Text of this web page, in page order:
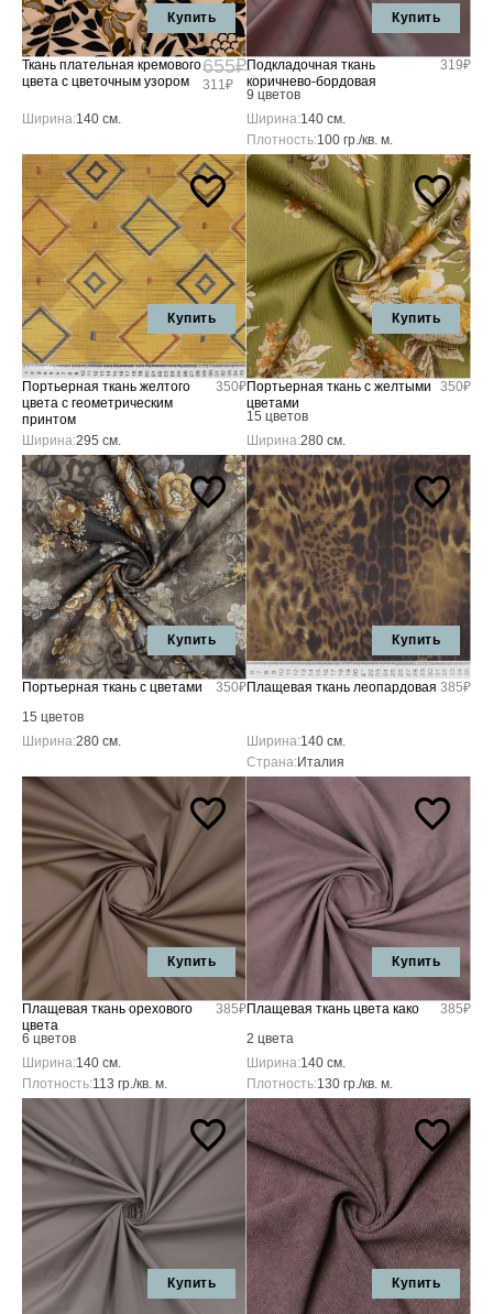
Купить
Ткань плательная кремового
цвета с цветочным узором
655₽
311₽
Ширина:140 см.
Купить
Подкладочная ткань
коричнево-бордовая
9 цветов
319₽
Ширина:140 см.
Плотность:100 гр./кв. м.
Купить
Портьерная ткань желтого
цвета с геометрическим
принтом
350₽
Ширина:295 см.
Купить
Портьерная ткань с желтыми
цветами
15 цветов
350₽
Ширина:280 см.
Купить
Портьерная ткань с цветами
15 цветов
350₽
Ширина:280 см.
Купить
Плащевая ткань леопардовая 385₽
Ширина:140 см.
Страна:Италия
Купить
Плащевая ткань орехового
цвета
6 цветов
385₽
Ширина:140 см.
Плотность:113 гр./кв. м.
Купить
Плащевая ткань цвета како
2 цвета
385₽
Ширина:140 см.
Плотность:130 гр./кв. м.
Купить Купить